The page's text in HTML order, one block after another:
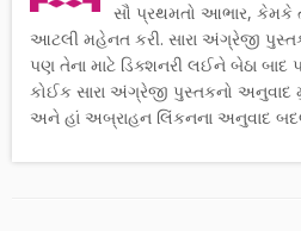
સૌ પ્રથમતો આભાર, કેમકે
આટલી મહેનત કરી. સારા અંગ્રેજી
પણ તેના માટે ડિક્શનરી લઈને બેઠા
કોઈક સારા અંગ્રેજી પુસ્તકનો અનુવાદ
અને હાં અબ્રાહન લિંકનના અનુવાદ